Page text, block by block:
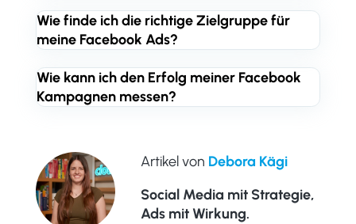
Wie finde ich die richtige Zielgruppe für
meine Facebook Ads?
Wie kann ich den Erfolg meiner Facebook
Kampagnen messen?
Artikel von Debora Kägi
Social Media mit Strategie,
Ads mit Wirkung.